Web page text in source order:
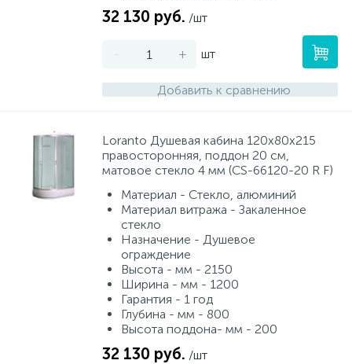
32 130 руб. /шт
- + шт
Добавить к сравнению
Loranto Душевая кабина 120х80х215
правосторонняя, поддон 20 см,
матовое стекло 4 мм (CS-66120-20 R F)
Материал - Стекло, алюминий
Материал витража - Закаленное
стекло
Назначение - Душевое
ограждение
Высота - мм - 2150
Ширина - мм - 1200
Гарантия - 1 год
Глубина - мм - 800
Высота поддона- мм - 200
32 130 руб. /шт